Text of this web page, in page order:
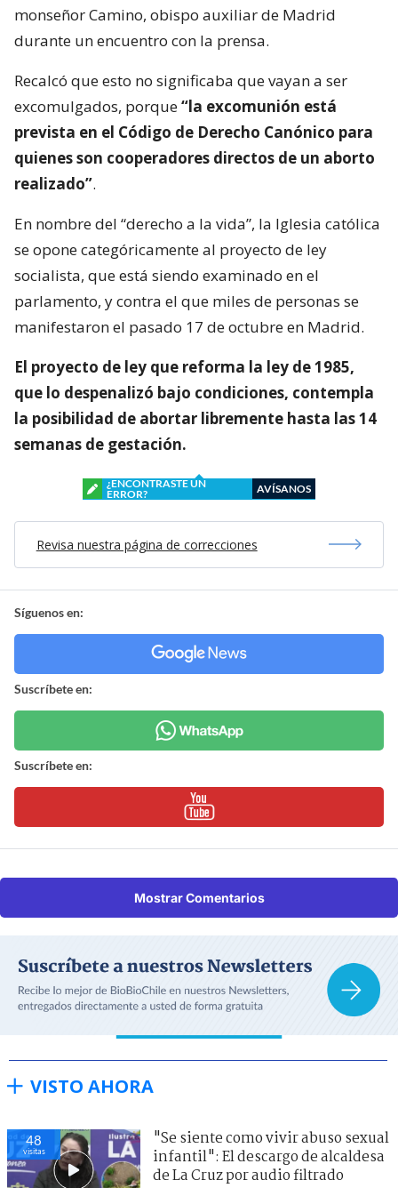
monseñor Camino, obispo auxiliar de Madrid
durante un encuentro con la prensa.
Recalcó que esto no significaba que vayan a ser
excomulgados, porque“la excomunión está
prevista en el Código de Derecho Canónico para
quienes son cooperadores directos de un aborto
realizado”.
En nombre del “derecho a la vida”, la Iglesia católica
se opone categóricamente al proyecto de ley
socialista, que está siendo examinado en el
parlamento, y contra el que miles de personas se
manifestaron el pasado 17 de octubre en Madrid.
El proyecto de ley que reforma la ley de 1985,
que lo despenalizó bajo condiciones, contempla
la posibilidad de abortar libremente hasta las 14
semanas de gestación.
¿ENCONTRASTE UN
ERROR?
AVÍSANOS
Revisa nuestra página de correcciones
Síguenos en:
Suscríbete en:
Suscríbete en:
Mostrar Comentarios
VISTO AHORA
48
visitas
"Se siente como vivir abuso sexual
infantil": El descargo de alcaldesa
de La Cruz por audio filtrado